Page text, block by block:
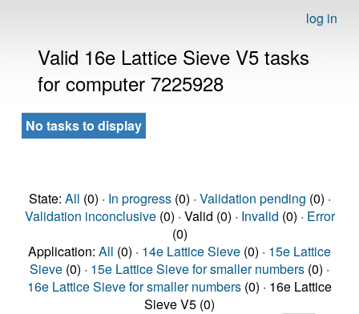
log in
Valid 16e Lattice Sieve V5 tasks
for computer 7225928
No tasks to display
State: All (0) · In progress(0) · Validation pending (0) ·
Validation inconclusive(0) · Valid (0) · Invalid (0) · Error
(0)
Application: All (0) · 14e Lattice Sieve (0) · 15e Lattice
Sieve (0) · 15e Lattice Sieve for smaller numbers (0) ·
16e Lattice Sieve for smaller numbers (0) · 16e Lattice
Sieve V5 (0)